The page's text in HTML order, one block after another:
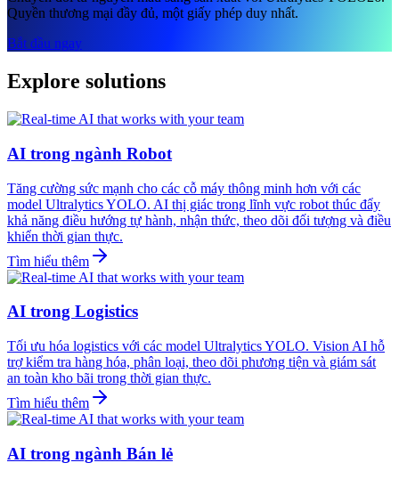
Quyền thương mại đầy đủ, một giấy phép duy nhất.
Bắt đầu ngay
Explore solutions
AI trong ngành Robot
Tăng cường sức mạnh cho các cỗ máy thông minh hơn với các
model Ultralytics YOLO. AI thị giác trong lĩnh vực robot thúc đẩy
khả năng điều hướng tự hành, nhận thức, theo dõi đối tượng và điều
khiển thời gian thực.
Tìm hiểu thêm
AI trong Logistics
Tối ưu hóa logistics với các model Ultralytics YOLO. Vision AI hỗ
trợ kiểm tra hàng hóa, phân loại, theo dõi phương tiện và giám sát
an toàn kho bãi trong thời gian thực.
Tìm hiểu thêm
AI trong ngành Bán lẻ